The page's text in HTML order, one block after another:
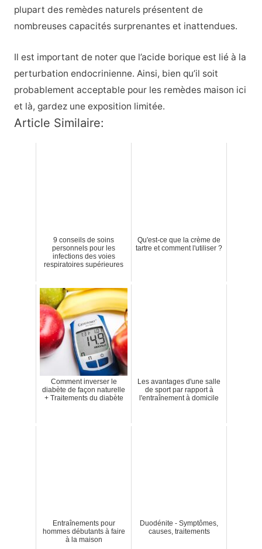
plupart des remèdes naturels présentent de
nombreuses capacités surprenantes et inattendues.
Il est important de noter que l’acide borique est lié à la
perturbation endocrinienne. Ainsi, bien qu’il soit
probablement acceptable pour les remèdes maison ici
et là, gardez une exposition limitée.
Article Similaire:
9 conseils de soins
personnels pour les
infections des voies
respiratoires supérieures
Qu'est-ce que la crème de
tartre et comment l'utiliser ?
Comment inverser le
diabète de façon naturelle
+ Traitements du diabète
Les avantages d'une salle
de sport par rapport à
l'entraînement à domicile
Entraînements pour
hommes débutants à faire
à la maison
Duodénite - Symptômes,
causes, traitements